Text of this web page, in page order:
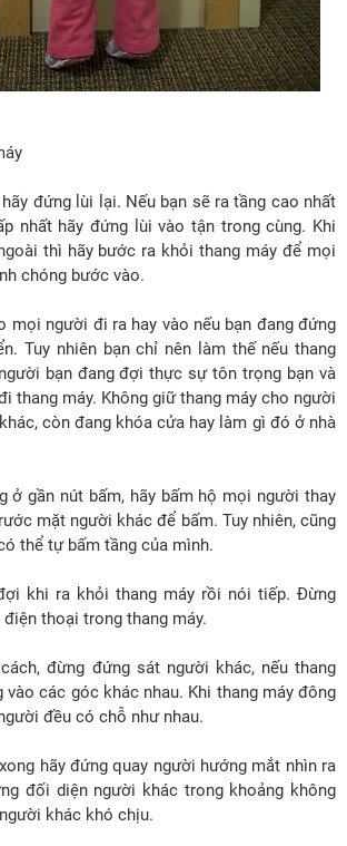
đứng lùi lại. Nếu bạn sẽ ra tầng cao nhất
nhất hãy đứng lùi vào tận trong cùng. Khi
thì hãy bước ra khỏi thang máy để mọi
chóng bước vào.
mọi người đi ra hay vào nếu bạn đang đứng
Tuy nhiên bạn chỉ nên làm thế nếu thang
bạn đang đợi thực sự tôn trọng bạn và
thang máy. Không giữ thang máy cho người
còn đang khóa cửa hay làm gì đó ở nhà
ở gần nút bấm, hãy bấm hộ mọi người thay
mặt người khác để bấm. Tuy nhiên, cũng
thể tự bấm tầng của mình.
khi ra khỏi thang máy rồi nói tiếp. Đừng
thoại trong thang máy.
đừng đứng sát người khác, nếu thang
vào các góc khác nhau. Khi thang máy đông
đều có chỗ như nhau.
hãy đứng quay người hướng mắt nhìn ra
đối diện người khác trong khoảng không
khác khó chịu.